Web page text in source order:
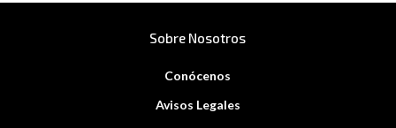
Sobre Nosotros
Conócenos
Avisos Legales